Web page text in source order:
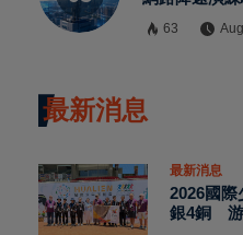
63
最新消息
最新消息
2026國際
銀4銅 游